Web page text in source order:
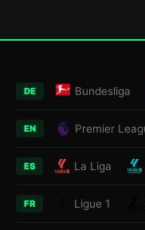
DE Bundesliga
EN Premier
ES La Liga
FR Ligue 1